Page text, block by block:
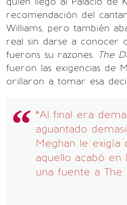
recomendación del
Williams, pero también
real sin darse a conocer
fuerons su razones. The
fueron las exigencias de
orillaron a tomar esa
“Al final era
aguantado
Meghan le exigía
aquello acabó en
una fuente a The